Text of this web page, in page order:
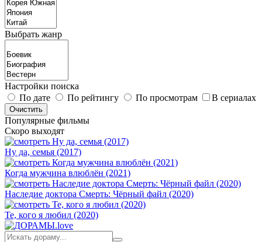
Выбрать жанр
Настройки поиска
По дате
По рейтингу По просмотрам В сериалах
Популярные фильмы
Скоро выходят
Ну да, семья (2017)
Когда мужчина влюблён (2021)
Наследие доктора Смерть: Чёрный файл (2020)
Те, кого я любил (2020)